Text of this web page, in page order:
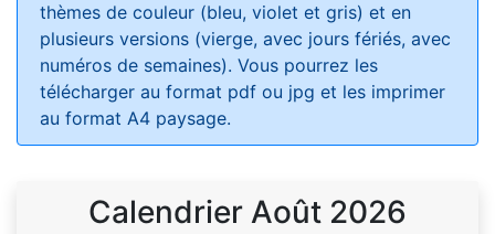
thèmes de couleur (bleu, violet et gris) et en
plusieurs versions (vierge, avec jours fériés, avec
numéros de semaines). Vous pourrez les
télécharger au format pdf ou jpg et les imprimer
au format A4 paysage.
Calendrier Août 2026